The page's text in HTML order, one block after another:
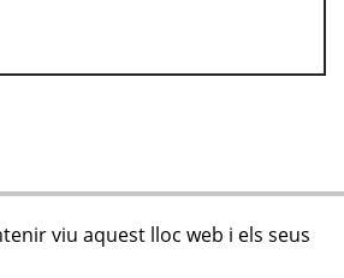
viu aquest lloc web i els seus